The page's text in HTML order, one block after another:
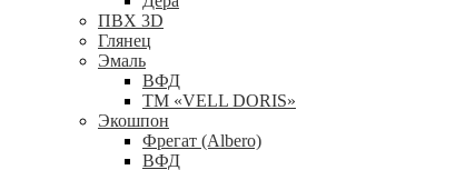
ПВХ 3D
Глянец
Эмаль
ВФД
ТМ «VELL DORIS»
Экошпон
Фрегат (Albero)
ВФД